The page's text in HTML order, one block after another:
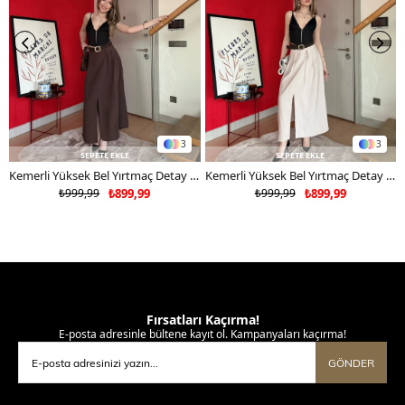
3
SEPETE EKLE
Kemerli Yüksek Bel Yırtmaç Detay Etek Kahverengi 2182
₺899,99
₺999,99
3
SEPETE EKLE
Kemerli Yüksek Bel Yırtmaç Detay Etek Bej 2182
₺899,99
₺999,99
Fırsatları Kaçırma!
E-posta adresinle bültene kayıt ol. Kampanyaları kaçırma!
GÖNDER